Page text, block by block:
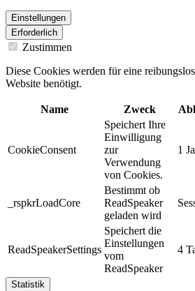
Einstellungen
Erforderlich
Zustimmen
Diese Cookies werden für eine
Website benötigt.
Name Zweck
CookieConsent
Speichert Ihre
Einwilligung
zur
Verwendung
von Cookies.
1
_rspkrLoadCore
Bestimmt ob
ReadSpeaker
geladen wird
ReadSpeakerSettings
Speichert die
Einstellungen
vom
ReadSpeaker
4
Statistik